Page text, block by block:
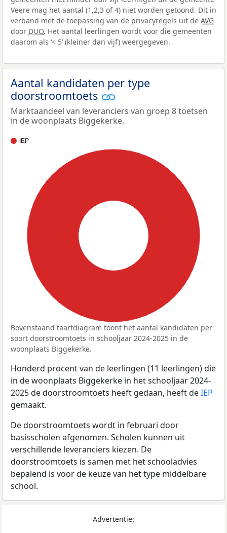
Veere mag het aantal (1,2,3 of 4) niet worden getoond. Dit in
verband met de toepassing van de privacyregels uit de AVG
door DUO. Het aantal leerlingen wordt voor die gemeenten
daarom als ‘< 5’ (kleiner dan vijf) weergegeven.
Aantal kandidaten per type
doorstroomtoets
Marktaandeel van leveranciers van groep 8 toetsen
in de woonplaats Biggekerke.
IEP
Bovenstaand taartdiagram toont het aantal kandidaten per
soort doorstroomtoets in schooljaar 2024-2025 in de
woonplaats Biggekerke.
Honderd procent van de leerlingen (11 leerlingen) die
in de woonplaats Biggekerke in het schooljaar 2024-
2025 de doorstroomtoets heeft gedaan, heeft deIEP
gemaakt.
De doorstroomtoets wordt in februari door
basisscholen afgenomen. Scholen kunnen uit
verschillende leveranciers kiezen. De
doorstroomtoets is samen met het schooladvies
bepalend is voor de keuze van het type middelbare
school.
Advertentie: